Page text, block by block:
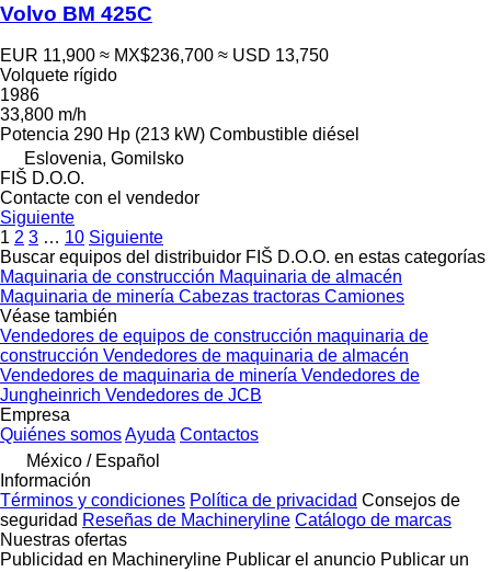
Volvo BM 425C
EUR 11,900 ≈ MX$236,700 ≈ USD 13,750
Volquete rígido
1986
33,800 m/h
Potencia 290 Hp (213 kW) Combustible diésel
Eslovenia, Gomilsko
FIŠ D.O.O.
Contacte con el vendedor
Siguiente
1 2 3 … 10 Siguiente
Buscar equipos del distribuidor FIŠ D.O.O. en estas categorías
Maquinaria de construcción Maquinaria de almacén
Maquinaria de minería Cabezas tractoras Camiones
Véase también
Vendedores de equipos de construcción maquinaria de
construcción Vendedores de maquinaria de almacén
Vendedores de maquinaria de minería Vendedores de
Jungheinrich Vendedores de JCB
Empresa
Quiénes somosAyuda Contactos
México / Español
Información
Términos y condiciones Política de privacidad Consejos de
seguridad Reseñas de Machineryline Catálogo de marcas
Nuestras ofertas
Publicidad en Machineryline Publicar el anuncio Publicar un